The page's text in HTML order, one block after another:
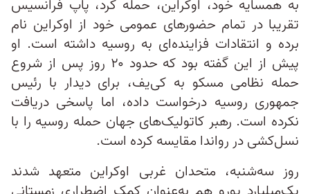
به همسایه خود، اوکراین، حمله کرد، پاپ فرانسیس
تقریبا در تمام حضورهای عمومی خود از اوکراین نام
برده و انتقادات فزاینده‌ای به روسیه داشته است. او
پیش از این گفته بود که حدود ۲۰ روز پس از شروع
حمله نظامی مسکو به کی‌یف، برای دیدار با رئيس
جمهوری روسیه درخواست داده، اما پاسخی دریافت
نکرده است. رهبر کاتولیک‌های جهان حمله روسیه را با
نسل‌کشی در رواندا مقایسه کرده است.
روز سه‌شنبه، متحدان غربی اوکراین متعهد شدند